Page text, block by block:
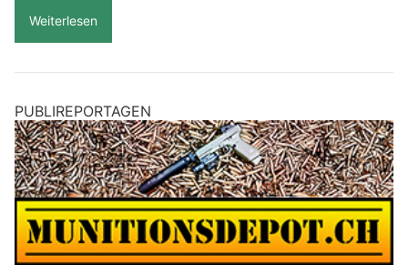
Weiterlesen
PUBLIREPORTAGEN